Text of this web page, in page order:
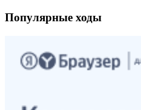
Популярные ходы